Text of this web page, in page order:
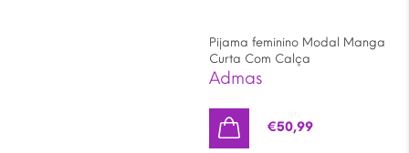
Pijama feminino Modal Manga
Curta Com Calça
Admas
€50,99